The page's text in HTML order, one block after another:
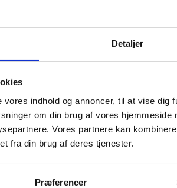
Detaljer
indhold og annoncer, til at vise dig
om din brug af vores hjemmeside
Vores partnere kan
fra din brug af deres tjenester.
Præferencer